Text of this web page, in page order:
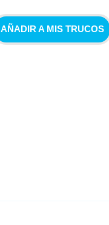
AÑADIR A MIS TRUCOS